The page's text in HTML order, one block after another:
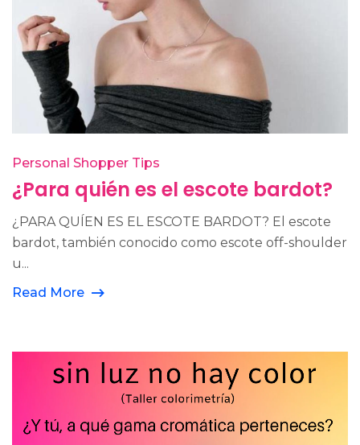
Personal Shopper Tips
¿Para quién es el escote bardot?
¿PARA QUÍEN ES EL ESCOTE BARDOT? El escote
bardot, también conocido como escote off-shoulder
u...
Read More